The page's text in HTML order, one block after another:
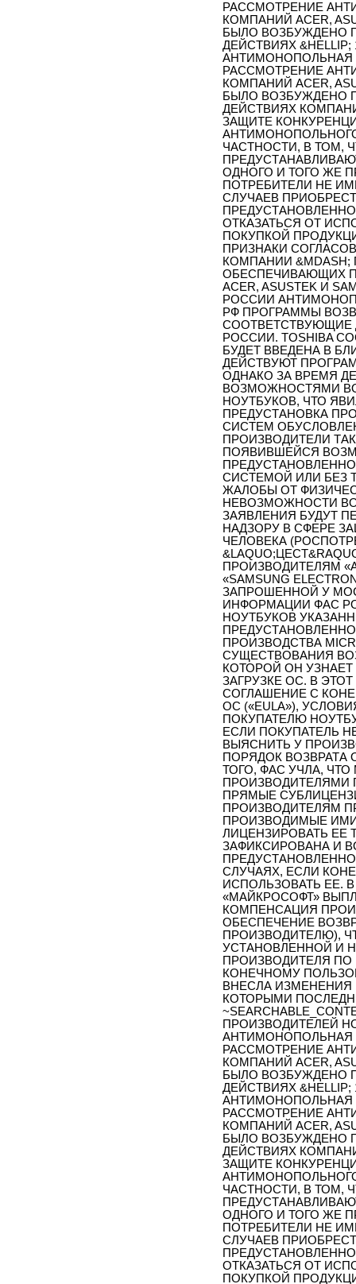
РАССМОТРЕНИЕ
КОМПАНИЙ АСЕR,
БЫЛО ВОЗБУЖДЕНО
ДЕЙСТВИЯХ
АНТИМОНОПОЛЬНАЯ
РАССМОТРЕНИЕ
КОМПАНИЙ АСЕR,
БЫЛО ВОЗБУЖДЕНО
ДЕЙСТВИЯХ
ЗАЩИТЕ
ЧАСТНОСТИ, В ТОМ,
ОДНОГО И ТОГО ЖЕ
ПОТРЕБИТЕЛИ НЕ
СЛУЧАЕВ
ОТКАЗАТЬСЯ ОТ
ПОКУПКОЙ
ПРИЗНАКИ
КОМПАНИИ
ОБЕСПЕЧИВАЮЩИХ
АСЕR, ASUSTEK И
РОССИИ
РФ ПРОГРАММЫ
СООТВЕТСТВУЮЩИЕ
РОССИИ. TOSHIBA
БУДЕТ ВВЕДЕНА В
ДЕЙСТВУЮТ
ОДНАКО ЗА ВРЕМЯ
ВОЗМОЖНОСТЯМИ
НОУТБУКОВ, ЧТО
ПРЕДУСТАНОВКА
СИСТЕМ
ПРОИЗВОДИТЕЛИ
ПОЯВИВШЕЙСЯ
СИСТЕМОЙ ИЛИ БЕЗ
ЖАЛОБЫ ОТ
НЕВОЗМОЖНОСТИ
ЗАЯВЛЕНИЯ БУДУТ
НАДЗОРУ В СФЕРЕ
ЧЕЛОВЕКА
ПРОИЗВОДИТЕЛЯМ
«SAMSUNG
ЗАПРОШЕННОЙ У
ИНФОРМАЦИИ ФАС
НОУТБУКОВ
ПРОИЗВОДСТВА
СУЩЕСТВОВАНИЯ
КОТОРОЙ ОН
ЗАГРУЗКЕ ОС. В
СОГЛАШЕНИЕ С
ОС («EULA»),
ПОКУПАТЕЛЮ
ЕСЛИ ПОКУПАТЕЛЬ
ВЫЯСНИТЬ У
ПОРЯДОК
ТОГО, ФАС УЧЛА,
ПРОИЗВОДИТЕЛЯМИ
ПРЯМЫЕ
ПРОИЗВОДИТЕЛЯМ
ПРОИЗВОДИМЫЕ ИМИ
ЛИЦЕНЗИРОВАТЬ ЕЕ
ЗАФИКСИРОВАНА И
СЛУЧАЯХ, ЕСЛИ
ИСПОЛЬЗОВАТЬ ЕЕ.
«МАЙКРОСОФТ»
КОМПЕНСАЦИЯ
ОБЕСПЕЧЕНИЕ
ПРОИЗВОДИТЕЛЮ),
УСТАНОВЛЕННОЙ И
ПРОИЗВОДИТЕЛЯ
КОНЕЧНОМУ
ВНЕСЛА ИЗМЕНЕНИЯ
КОТОРЫМИ
ПРОИЗВОДИТЕЛЕЙ
АНТИМОНОПОЛЬНАЯ
РАССМОТРЕНИЕ
КОМПАНИЙ АСЕR,
БЫЛО ВОЗБУЖДЕНО
ДЕЙСТВИЯХ
АНТИМОНОПОЛЬНАЯ
РАССМОТРЕНИЕ
КОМПАНИЙ АСЕR,
БЫЛО ВОЗБУЖДЕНО
ДЕЙСТВИЯХ
ЗАЩИТЕ
ЧАСТНОСТИ, В ТОМ,
ОДНОГО И ТОГО ЖЕ
ПОТРЕБИТЕЛИ НЕ
СЛУЧАЕВ
ОТКАЗАТЬСЯ ОТ
ПОКУПКОЙ